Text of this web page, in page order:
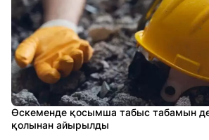
Өскеменде қосымша табыс табамын
қолынан айырылды